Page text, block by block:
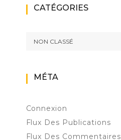
CATÉGORIES
NON CLASSÉ
MÉTA
Connexion
Flux Des Publications
Flux Des Commentaires